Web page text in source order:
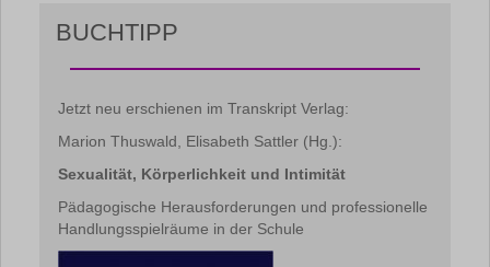
BUCHTIPP
Jetzt neu erschienen im Transkript Verlag:
Marion Thuswald, Elisabeth Sattler (Hg.):
Sexualität, Körperlichkeit und Intimität
Pädagogische Herausforderungen und professionelle
Handlungsspielräume in der Schule